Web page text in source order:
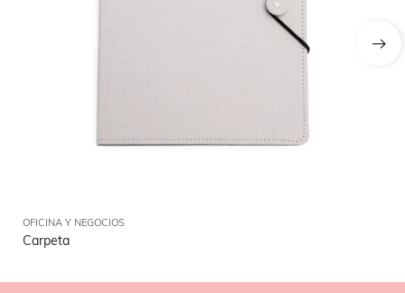
OFICINA Y NEGOCIOS
Carpeta